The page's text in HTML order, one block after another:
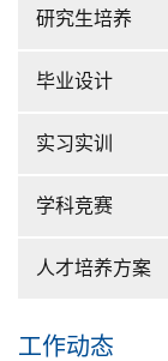
研究生培养
毕业设计
实习实训
学科竞赛
人才培养方案
工作动态